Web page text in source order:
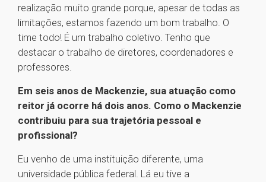
realização muito grande porque, apesar de todas as
limitações, estamos fazendo um bom trabalho. O
time todo! É um trabalho coletivo. Tenho que
destacar o trabalho de diretores, coordenadores e
professores.
Em seis anos de Mackenzie, sua atuação como
reitor já ocorre há dois anos. Como o Mackenzie
contribuiu para sua trajetória pessoal e
profissional?
Eu venho de uma instituição diferente, uma
universidade pública federal. Lá eu tive a